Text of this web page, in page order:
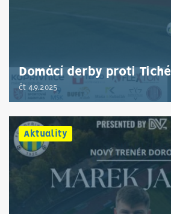
Domácí derby proti Tiché
čt 4.9.2025
Aktuality